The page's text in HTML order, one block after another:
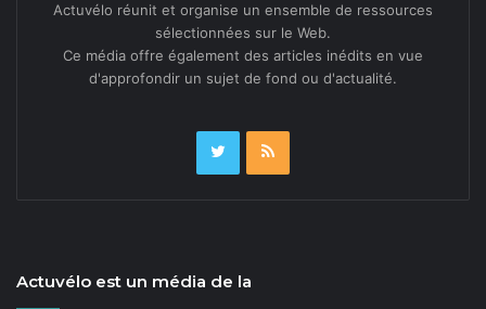
Actuvélo réunit et organise un ensemble de ressources
sélectionnées sur le Web.
Ce média offre également des articles inédits en vue
d'approfondir un sujet de fond ou d'actualité.
Actuvélo est un média de la